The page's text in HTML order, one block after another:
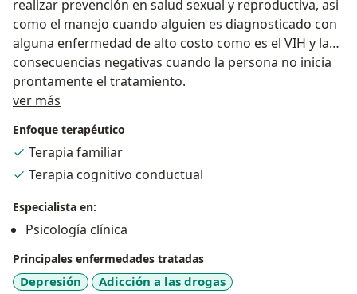
realizar prevención en salud sexual y reproductiva, asi
como el manejo cuando alguien es diagnosticado con
alguna enfermedad de alto costo como es el VIH y las
consecuencias negativas cuando la persona no inicia
prontamente el tratamiento.
ver más
Enfoque terapéutico
Terapia familiar
Terapia cognitivo conductual
Especialista en:
Psicología clínica
Principales enfermedades tratadas
Depresión
Adicción a las drogas